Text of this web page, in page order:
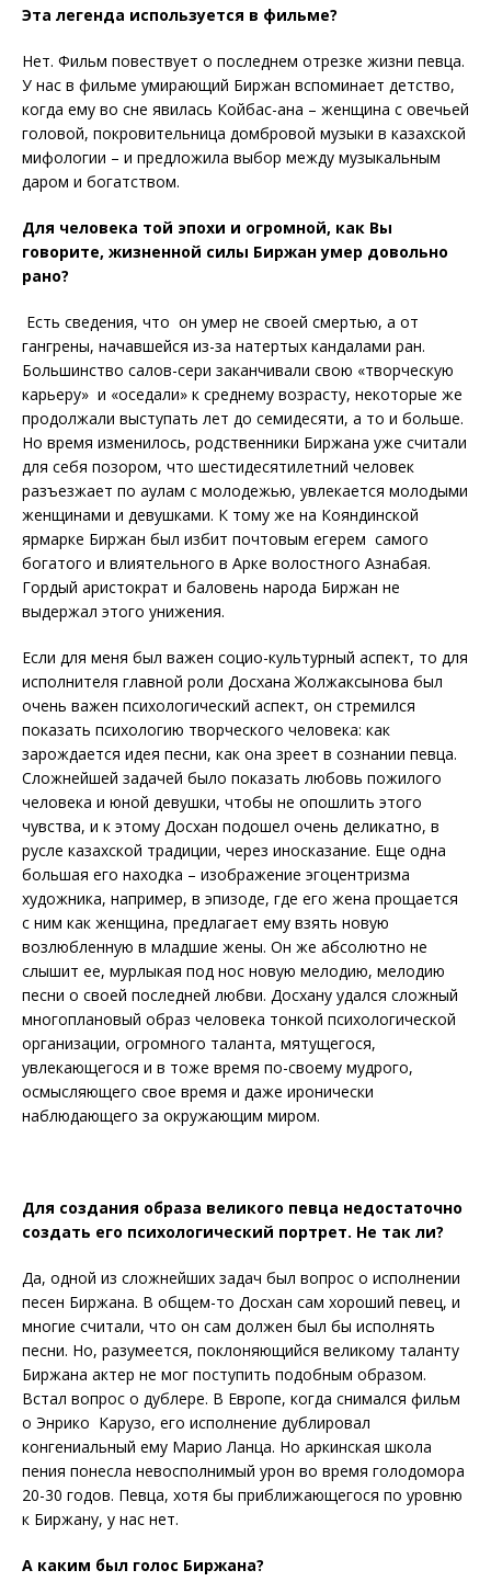
Эта легенда используется в фильме?
Нет. Фильм повествует о последнем отрезке жизни певца.
У нас в фильме умирающий Биржан вспоминает детство,
когда ему во сне явилась Койбас-ана – женщина с овечьей
головой, покровительница домбровой музыки в казахской
мифологии – и предложила выбор между музыкальным
даром и богатством.
Для человека той эпохи и огромной, как Вы
говорите, жизненной силы Биржан умер довольно
рано?
Есть сведения, что он умер не своей смертью, а от
гангрены, начавшейся из-за натертых кандалами ран.
Большинство салов-сери заканчивали свою «творческую
карьеру» и «оседали» к среднему возрасту, некоторые же
продолжали выступать лет до семидесяти, а то и больше.
Но время изменилось, родственники Биржана уже считали
для себя позором, что шестидесятилетний человек
разъезжает по аулам с молодежью, увлекается молодыми
женщинами и девушками. К тому же на Кояндинской
ярмарке Биржан был избит почтовым егерем самого
богатого и влиятельного в Арке волостного Азнабая.
Гордый аристократ и баловень народа Биржан не
выдержал этого унижения.
Если для меня был важен социо-культурный аспект, то для
исполнителя главной роли Досхана Жолжаксынова был
очень важен психологический аспект, он стремился
показать психологию творческого человека: как
зарождается идея песни, как она зреет в сознании певца.
Сложнейшей задачей было показать любовь пожилого
человека и юной девушки, чтобы не опошлить этого
чувства, и к этому Досхан подошел очень деликатно, в
русле казахской традиции, через иносказание. Еще одна
большая его находка – изображение эгоцентризма
художника, например, в эпизоде, где его жена прощается
с ним как женщина, предлагает ему взять новую
возлюбленную в младшие жены. Он же абсолютно не
слышит ее, мурлыкая под нос новую мелодию, мелодию
песни о своей последней любви. Досхану удался сложный
многоплановый образ человека тонкой психологической
организации, огромного таланта, мятущегося,
увлекающегося и в тоже время по-своему мудрого,
осмысляющего свое время и даже иронически
наблюдающего за окружающим миром.
Для создания образа великого певца недостаточно
создать его психологический портрет. Не так ли?
Да, одной из сложнейших задач был вопрос о исполнении
песен Биржана. В общем-то Досхан сам хороший певец, и
многие считали, что он сам должен был бы исполнять
песни. Но, разумеется, поклоняющийся великому таланту
Биржана актер не мог поступить подобным образом.
Встал вопрос о дублере. В Европе, когда снимался фильм
о Энрико Карузо, его исполнение дублировал
конгениальный ему Марио Ланца. Но аркинская школа
пения понесла невосполнимый урон во время голодомора
20-30 годов. Певца, хотя бы приближающегося по уровню
к Биржану, у нас нет.
А каким был голос Биржана?